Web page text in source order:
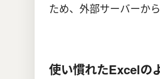
ため、外部サーバーか
使い慣れたExcelの